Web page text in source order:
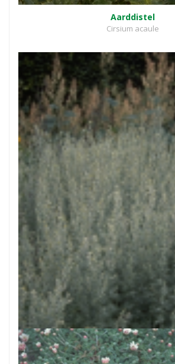
Aarddistel
Cirsium acaule
Absintalsem
Artemisia absinthium